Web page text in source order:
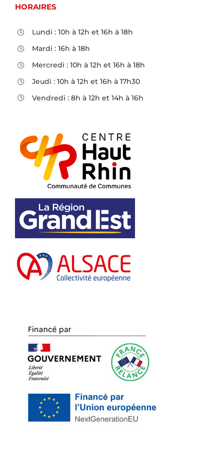
HORAIRES
Lundi : 10h à 12h et 16h à 18h
Mardi : 16h à 18h
Mercredi : 10h à 12h et 16h à 18h
Jeudi : 10h à 12h et 16h à 17h30
Vendredi : 8h à 12h et 14h à 16h